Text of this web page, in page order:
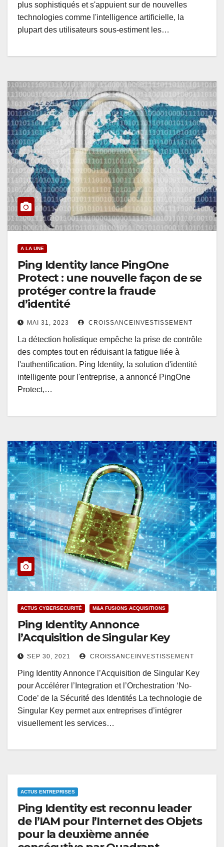
plus sophistiqués et s'appuient sur de nouvelles
technologies comme l'intelligence artificielle, la
plupart des utilisateurs sous-estiment les…
A LA UNE
Ping Identity lance PingOne
Protect : une nouvelle façon de se
protéger contre la fraude
d’identité
MAI 31, 2023 CROISSANCEINVESTISSEMENT
La détection holistique empêche la prise de contrôle
des comptes tout en réduisant la fatigue liée à
l'authentification. Ping Identity, la solution d'identité
intelligente pour l'entreprise, a annoncé PingOne
Protect,…
ACTUS CYBERSECURITÉ M&A FUSIONS ACQUISITIONS
Ping Identity Annonce
l’Acquisition de Singular Key
SEP 30, 2021 CROISSANCEINVESTISSEMENT
Ping Identity Annonce l’Acquisition de Singular Key
pour Accélérer l’Integration et l’Orchestration ‘No-
Code’ de la Sécurité des Identités La technologie de
Singular Key permet aux entreprises d’intégrer
visuellement les services…
ACTUS ENTREPRISES
Ping Identity est reconnu leader
de l’IAM pour l’Internet des Objets
pour la deuxième année